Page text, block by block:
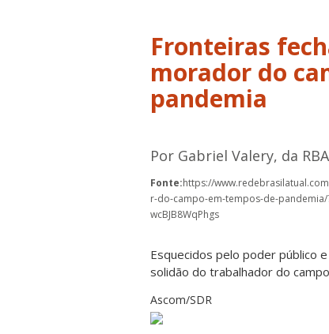
Fronteiras
morador do
pandemia
Por Gabriel Valery, da RBA
Fonte:https://
r-do-campo-em-tempos-de-pandemia/
wcBJB8WqPhgs
Esquecidos pelo poder público
solidão do trabalhador do
Ascom/SDR